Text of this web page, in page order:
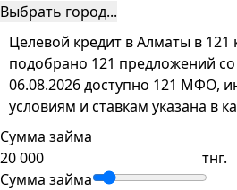
Выбрать город...
Целевой кредит в Алматы в 121
подобрано 121 предложений со
06.08.2026 доступно 121 МФО,
условиям и ставкам указана в
Сумма займа
тнг.
Сумма займа